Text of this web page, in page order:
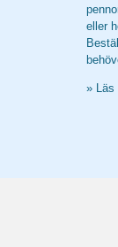
eller
»